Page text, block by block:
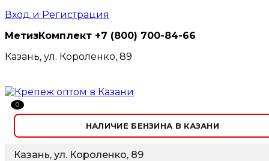
Вход и Регистрация
МетизКомплект +7 (800) 700-84-66
Казань, ул. Короленко, 89
0
НАЛИЧИЕ БЕНЗИНА В КАЗАНИ
Казань, ул. Короленко, 89